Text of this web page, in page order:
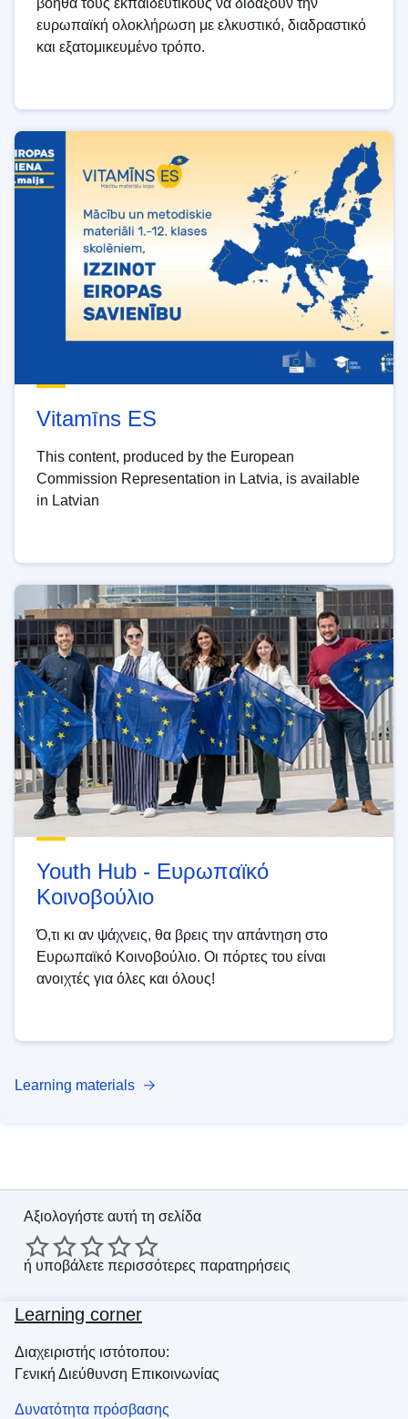
βοηθά τους εκπαιδευτικούς να διδάξουν την
ευρωπαϊκή ολοκλήρωση με ελκυστικό, διαδραστικό
και εξατομικευμένο τρόπο.
Vitamīns ES
This content, produced by the European
Commission Representation in Latvia, is available
in Latvian
Youth Hub - Ευρωπαϊκό
Κοινοβούλιο
Ό,τι κι αν ψάχνεις, θα βρεις την απάντηση στο
Ευρωπαϊκό Κοινοβούλιο. Οι πόρτες του είναι
ανοιχτές για όλες και όλους!
Learning materials
Αξιολογήστε αυτή τη σελίδα
ή υποβάλετε περισσότερες παρατηρήσεις
Learning corner
Διαχειριστής ιστότοπου:
Γενική Διεύθυνση Επικοινωνίας
Δυνατότητα πρόσβασης